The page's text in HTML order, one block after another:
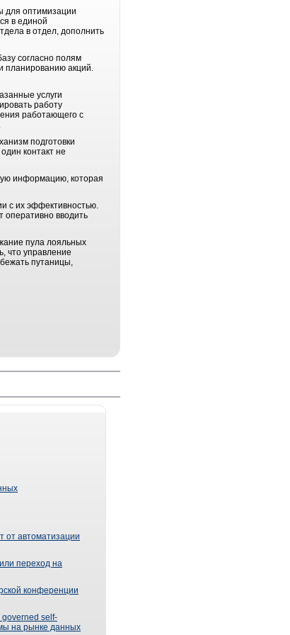
оптимизации
в единой
в отдел, дополнить
согласно полям
планированию акций.
услуги
работу
работающего с
подготовки
контакт не
информацию, которая
с их эффективностью.
оперативно вводить
пула лояльных
что управление
путаницы,
от автоматизации
переход на
конференции
governed self-
на рынке данных